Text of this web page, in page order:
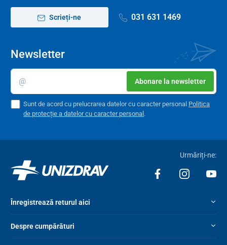
Scrieți-ne 031 631 1469
Newsletter
Abonare la newsletter
Sunt de acord cu prelucrarea datelor cu caracter personal Politica
de protecție a datelor cu caracter personal .
Urmăriți-ne:
Înregistrează returul aici
Despre cumpărături